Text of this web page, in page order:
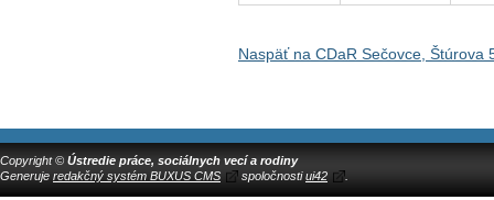
Naspäť na CDaR Sečovce, Štúrova
Copyright © Ústredie práce, sociálnych vecí a rodiny
Generuje redakčný systém BUXUS CMS spoločnostiui42